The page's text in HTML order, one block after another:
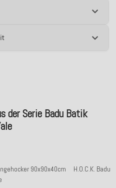
der Serie Badu Batik
90x90x40cm
H.O.C.K. Badu